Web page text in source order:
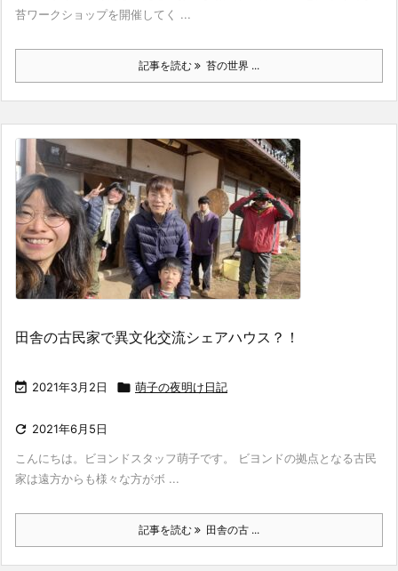
苔ワークショップを開催してく ...
記事を読む 苔の世界 ...
田舎の古民家で異文化交流シェアハウス？！
 2021年3月2日  萌子の夜明け日記
 2021年6月5日
こんにちは。ビヨンドスタッフ萌子です。 ビヨンドの拠点となる古民
家は遠方からも様々な方がボ ...
記事を読む 田舎の古 ...